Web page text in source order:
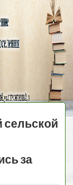
сельской
за